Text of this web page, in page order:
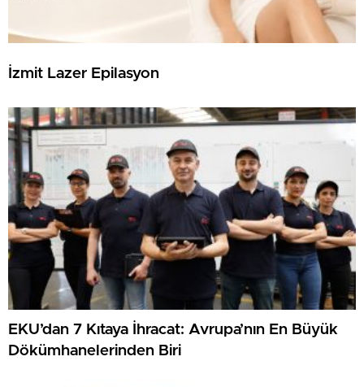
İzmit Lazer Epilasyon
EKU’dan 7 Kıtaya İhracat: Avrupa’nın En Büyük
Dökümhanelerinden Biri